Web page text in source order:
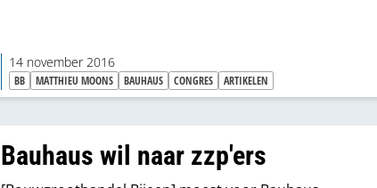
minimaal tien vestigingen in ons land hebben. Algemeen
directeur Bauhaus Mathieu Moons vertelde over zijn
de Nederlandse markt en maakte duidelijk dat Bauhaus
14 november 2016
BB MATTHIEU MOONS BAUHAUS CONGRES ARTIKELEN
Bauhaus wil naar zzp'ers